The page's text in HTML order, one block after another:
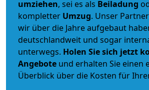
umziehen, sei es als Beiladung
kompletter Umzug. Unser
wir über die Jahre aufgebaut
deutschlandweit und sogar
unterwegs. Holen Sie sich jetzt
Angebote und erhalten Sie einen
Überblick über die Kosten für